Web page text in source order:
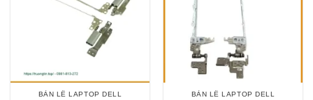
BẢN LỀ LAPTOP DELL BẢN LỀ LAPTOP DELL